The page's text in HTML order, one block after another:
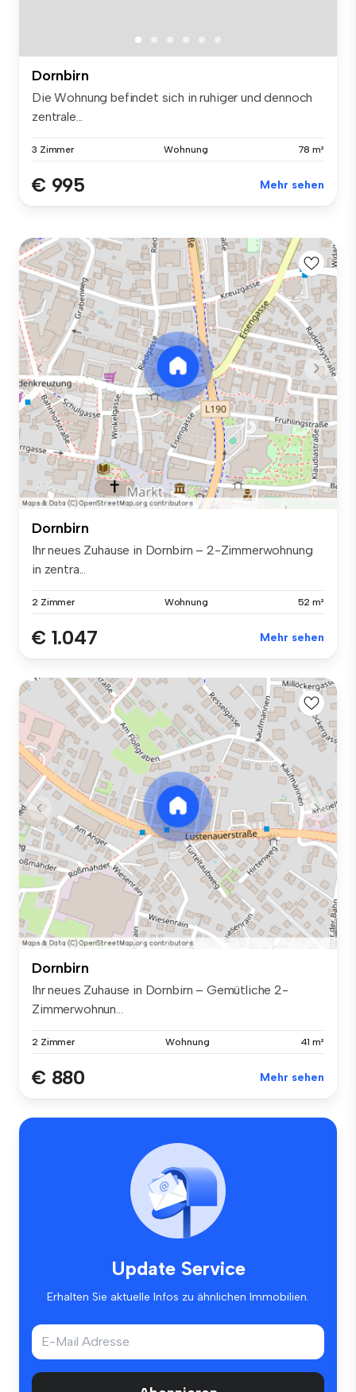
Dornbirn
Die Wohnung befindet sich in ruhiger und dennoch
zentrale...
3 Zimmer Wohnung 78 m²
€ 995 Mehr sehen
Dornbirn
Ihr neues Zuhause in Dornbirn – 2-Zimmerwohnung
in zentra...
2 Zimmer Wohnung 52 m²
€ 1.047 Mehr sehen
Dornbirn
Ihr neues Zuhause in Dornbirn – Gemütliche 2-
Zimmerwohnun...
2 Zimmer Wohnung 41 m²
€ 880 Mehr sehen
Update Service
Erhalten Sie aktuelle Infos zu ähnlichen Immobilien.